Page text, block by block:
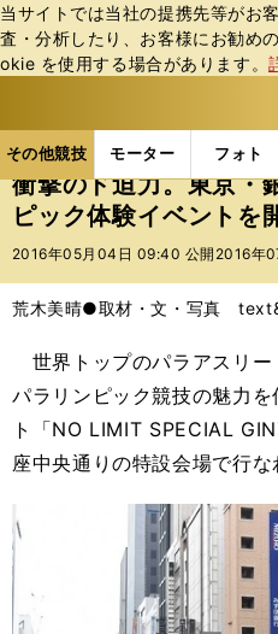
当サイトでは当社の提携先等がお
査・分析したり、お客様にお勧め
okie を使⽤する場合があります。
その他競技 モーター フォト
ス
ポ
ル
バ
その他競技の記事一覧
衝撃のド迫力。東京・
ピック体験イベントを
2016年05月04日 09:40 公開 2016年
荒木美晴●取材・文・写真
世界トップのパラアスリー
パラリンピック競技の魅力
ト「NO LIMIT SPECIAL
座中央通りの特設会場で行な